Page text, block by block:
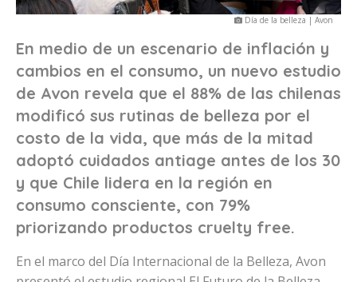
Día de la belleza | Avon
En medio de un escenario de inflación y
cambios en el consumo, un nuevo estudio
de Avon revela que el 88% de las chilenas
modificó sus rutinas de belleza por el
costo de la vida, que más de la mitad
adoptó cuidados antiage antes de los 30
y que Chile lidera en la región en
consumo consciente, con 79%
priorizando productos cruelty free.
En el marco del Día Internacional de la Belleza, Avon